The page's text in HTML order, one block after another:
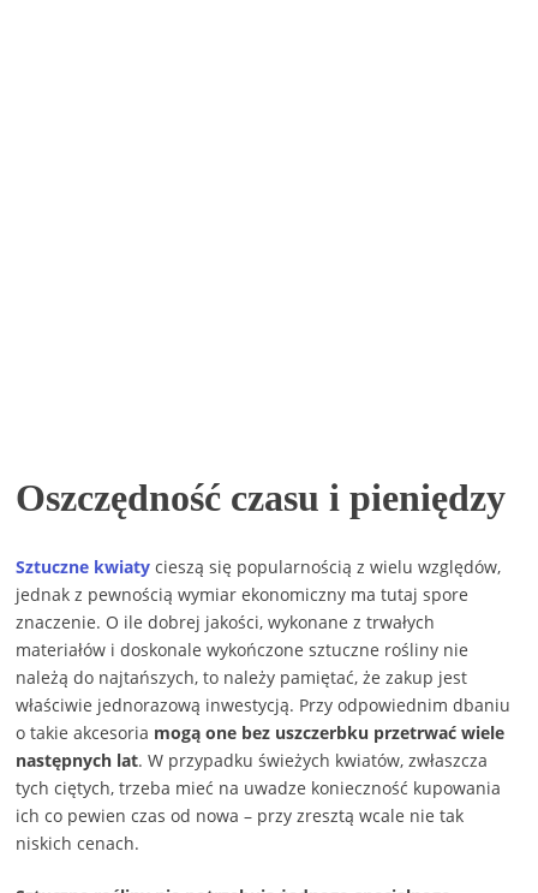
Oszczędność czasu i pieniędzy
Sztuczne kwiaty cieszą się popularnością z wielu względów,
jednak z pewnością wymiar ekonomiczny ma tutaj spore
znaczenie. O ile dobrej jakości, wykonane z trwałych
materiałów i doskonale wykończone sztuczne rośliny nie
należą do najtańszych, to należy pamiętać, że zakup jest
właściwie jednorazową inwestycją. Przy odpowiednim dbaniu
o takie akcesoria mogą one bez uszczerbku przetrwać wiele
następnych lat. W przypadku świeżych kwiatów, zwłaszcza
tych ciętych, trzeba mieć na uwadze konieczność kupowania
ich co pewien czas od nowa – przy zresztą wcale nie tak
niskich cenach.